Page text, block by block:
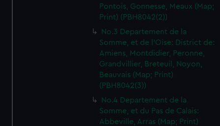
Pontois, Gonnesse, Meaux (Map;
Print) (PBH8042(2))
No.3 Departement de la
Somme, et de l'Oise: District de:
Amiens, Montdidier, Peronne,
Grandvillier, Breteuil, Noyon,
Beauvais (Map; Print)
(PBH8042(3))
No.4 Departement de la
Somme, et du Pas de Calais:
Abbeville, Arras (Map; Print)